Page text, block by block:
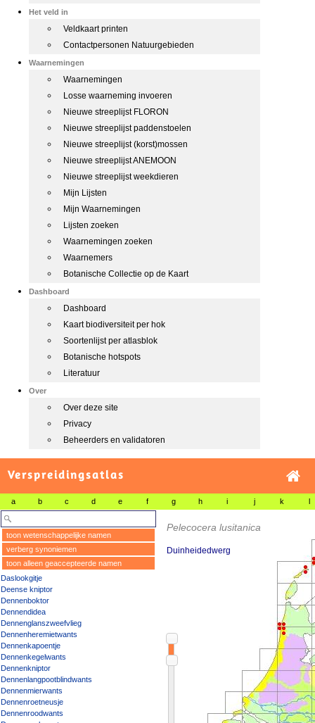
Het veld in
Veldkaart printen
Contactpersonen Natuurgebieden
Waarnemingen
Waarnemingen
Losse waarneming invoeren
Nieuwe streeplijst FLORON
Nieuwe streeplijst paddenstoelen
Nieuwe streeplijst (korst)mossen
Nieuwe streeplijst ANEMOON
Nieuwe streeplijst weekdieren
Mijn Lijsten
Mijn Waarnemingen
Lijsten zoeken
Waarnemingen zoeken
Waarnemers
Botanische Collectie op de Kaart
Dashboard
Dashboard
Kaart biodiversiteit per hok
Soortenlijst per atlasblok
Botanische hotspots
Literatuur
Over
Over deze site
Privacy
Beheerders en validatoren
Verspreidingsatlas
a b c d e f g h i j k l
toon wetenschappelijke namen
verberg synoniemen
toon alleen geaccepteerde namen
Daslookgitje
Deense kniptor
Dennenboktor
Dennendidea
Dennenglanszweefvlieg
Dennenheremietwants
Dennenkapoentje
Dennenkegelwants
Dennenkniptor
Dennenlangpootblindwants
Dennenmierwants
Dennenroetneusje
Dennenroodwants
Pelecocera lusitanica
Duinheidedwerg